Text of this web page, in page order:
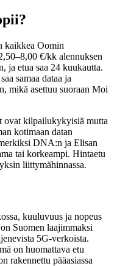
kaikkea Oomin
€/kk alennuksen
ja etua saa 24 kuukautta.
samaa dataa ja
mikä asettuu suoraan Moi
ovat kilpailukykyisiä mutta
kotimaan datan
DNA:n ja Elisan
tai korkeampi. Hintaetu
liittymähinnassa.
kuuluvuus ja nopeus
Suomen laajimmaksi
5G-verkoista.
on huomattava etu
rakennettu pääasiassa